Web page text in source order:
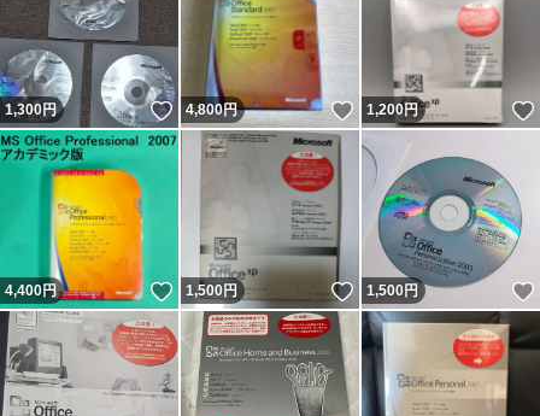
1,300円 いいね！
4,800円 いいね！
1,200円
4,400円 いいね！
1,500円 いいね！
1,500円